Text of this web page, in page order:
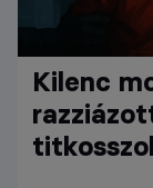
Kilenc